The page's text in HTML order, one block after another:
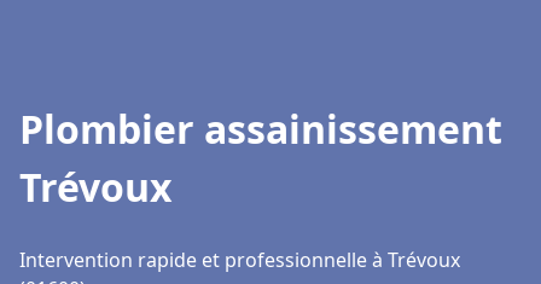
Plombier assainissement
Trévoux
Intervention rapide et professionnelle à Trévoux